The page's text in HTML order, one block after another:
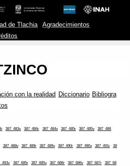
de Tlachia
Agradecimientos
con la realidad Diccionario Bibliogra
387_483v 387_484r 387_484v 387_485r 387_485v 387_486
387_488v 387_489r 387_489v 387_490r 387_490v 387_491r 38
387_685r 387_685v 387_686r 387_686v 387_687r 387_68